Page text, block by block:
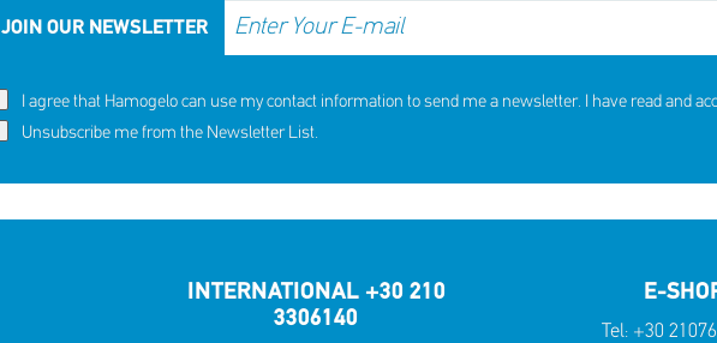
JOIN OUR NEWSLETTER
I agree that Hamogelo can use my contact information to send me a newsletter. I have read and
Unsubscribe me from the Newsletter List.
INTERNATIONAL +30 210
3306140
E-
Tel: +30